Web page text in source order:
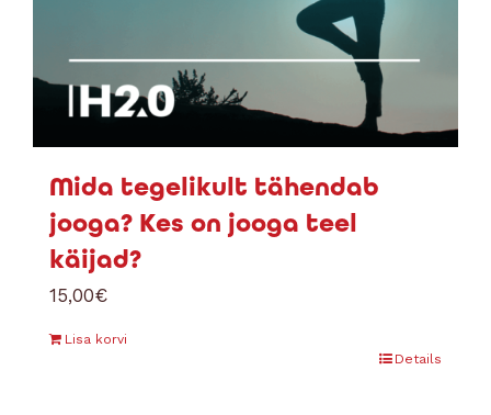
Mida tegelikult tähendab
jooga? Kes on jooga teel
käijad?
15,00€
Lisa korvi
Details